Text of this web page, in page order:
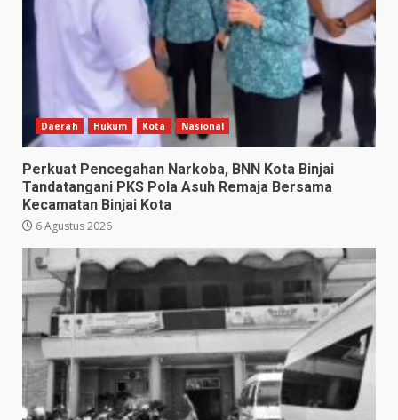
Daerah Hukum Kota Nasional
Perkuat Pencegahan Narkoba, BNN Kota Binjai
Tandatangani PKS Pola Asuh Remaja Bersama
Kecamatan Binjai Kota
6 Agustus 2026